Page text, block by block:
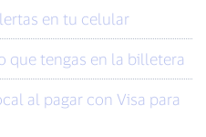
en tu celular
que tengas en la billetera